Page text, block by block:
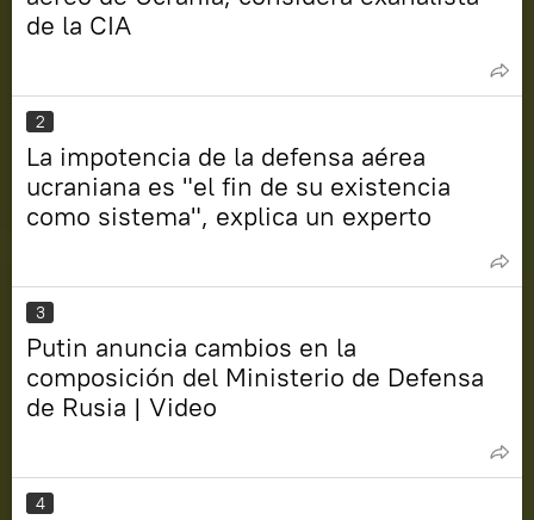
de la CIA
2
La impotencia de la defensa aérea
ucraniana es "el fin de su existencia
como sistema", explica un experto
3
Putin anuncia cambios en la
composición del Ministerio de Defensa
de Rusia | Video
4